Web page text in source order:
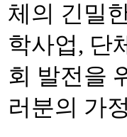
체의 긴밀
학사업, 단
회 발전을
러분의 가